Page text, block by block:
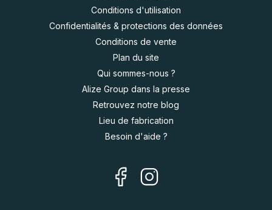
Conditions d'utilisation
Confidentialités & protections des données
Conditions de vente
Plan du site
Qui sommes-nous ?
Alize Group dans la presse
Retrouvez notre blog
Lieu de fabrication
Besoin d'aide ?